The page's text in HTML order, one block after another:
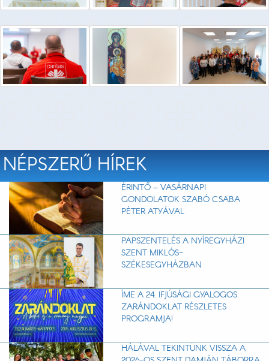
NÉPSZERŰ HÍREK
ÉRINTŐ – VASÁRNAPI
GONDOLATOK SZABÓ CSABA
PÉTER ATYÁVAL
PAPSZENTELÉS A NYÍREGYHÁZI
SZENT MIKLÓS-
SZÉKESEGYHÁZBAN
ÍME A 24. IFJÚSÁGI GYALOGOS
ZARÁNDOKLAT RÉSZLETES
PROGRAMJA!
HÁLÁVAL TEKINTÜNK VISSZA A